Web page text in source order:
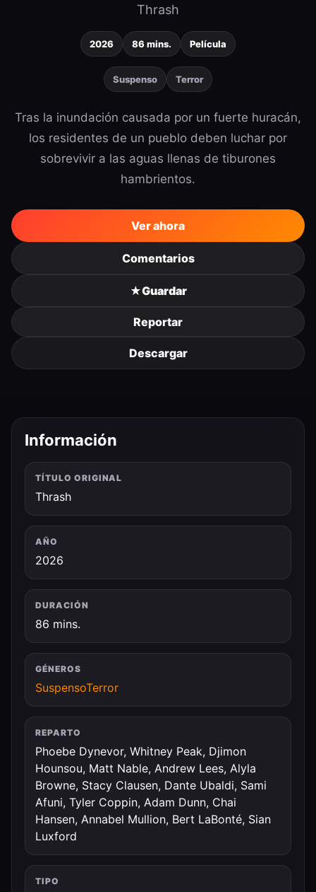
Thrash
2026 86 mins. Película
Suspenso Terror
Tras la inundación causada por un fuerte huracán,
los residentes de un pueblo deben luchar por
sobrevivir a las aguas llenas de tiburones
hambrientos.
Ver ahora
Comentarios
★Guardar
Reportar
Descargar
Información
TÍTULO ORIGINAL
Thrash
AÑO
2026
DURACIÓN
86 mins.
GÉNEROS
SuspensoTerror
REPARTO
Phoebe Dynevor, Whitney Peak, Djimon
Hounsou, Matt Nable, Andrew Lees, Alyla
Browne, Stacy Clausen, Dante Ubaldi, Sami
Afuni, Tyler Coppin, Adam Dunn, Chai
Hansen, Annabel Mullion, Bert LaBonté, Sian
Luxford
TIPO